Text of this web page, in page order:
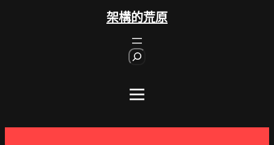
架構的荒原